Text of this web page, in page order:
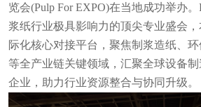
览会(Pulp For EXPO)在当地成功举办。
浆纸行业极具影响力的顶尖专业盛会
际化核心对接平台，聚焦制浆造纸、
等全产业链关键领域，汇聚全球设备
企业，助力行业资源整合与协同升级。